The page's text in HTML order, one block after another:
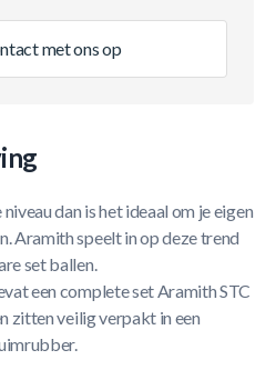
met ons op
dan is het ideaal om je eigen
Aramith speelt in op deze trend
set ballen.
een complete set Aramith STC
zitten veilig verpakt in een